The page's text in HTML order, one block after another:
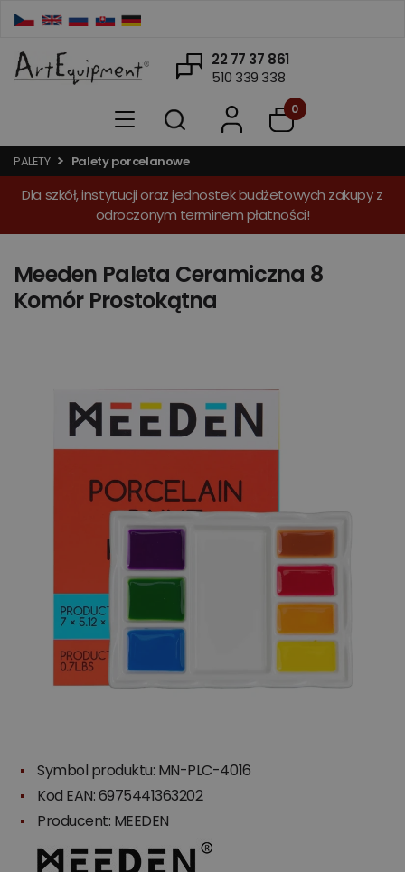
22 77 37 861
510 339 338
0
PALETY Palety porcelanowe
Dla szkół, instytucji oraz jednostek budżetowych zakupy z
odroczonym terminem płatności!
Meeden Paleta Ceramiczna 8
Komór Prostokątna
Symbol produktu: MN-PLC-4016
Kod EAN: 6975441363202
Producent: MEEDEN